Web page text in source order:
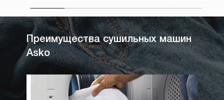
Преимущества сушильных машин
Asko